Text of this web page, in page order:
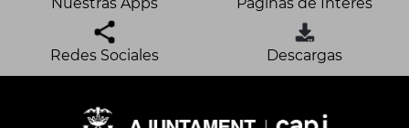
Redes Sociales Descargas